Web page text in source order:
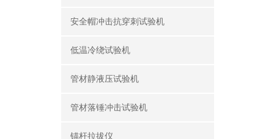
安全帽冲击抗穿刺试验机
低温冷绕试验机
管材静液压试验机
管材落锤冲击试验机
锚杆拉拔仪